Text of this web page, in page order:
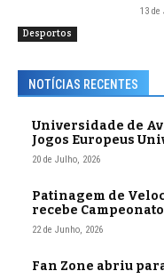
Desportos
13 de
NOTÍCIAS RECENTES
Universidade de
Jogos Europeus
20 de Julho, 2026
Patinagem de
recebe
22 de Junho, 2026
Fan Zone abriu